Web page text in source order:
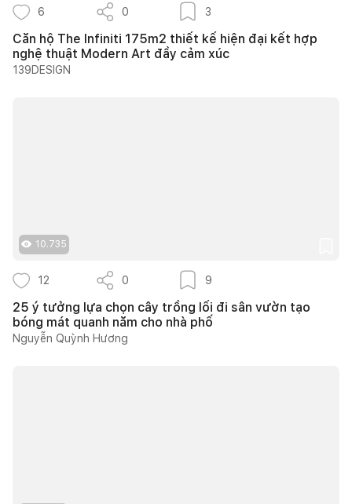
6 0 3
Căn hộ The Infiniti 175m2 thiết kế hiện đại kết hợp
nghệ thuật Modern Art đầy cảm xúc
139DESIGN
10.735
12 0 9
25 ý tưởng lựa chọn cây trồng lối đi sân vườn tạo
bóng mát quanh năm cho nhà phố
Nguyễn Quỳnh Hương